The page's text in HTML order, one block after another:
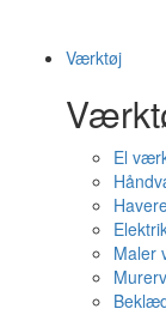
Værktøj
El
Maler